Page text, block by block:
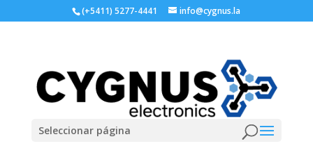
(+5411) 5277-4441 info@cygnus.la
Seleccionar página